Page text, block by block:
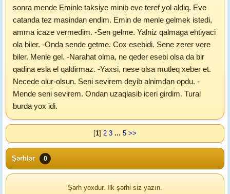
sonra mende Eminle taksiye minib eve teref yol aldiq. Eve
catanda tez masindan endim. Emin de menle gelmek istedi,
amma icaze vermedim. -Sen gelme. Yalniz qalmaga ehtiyaci
ola biler. -Onda sende getme. Cox esebidi. Sene zerer vere
biler. Menle gel. -Narahat olma, ne qeder esebi olsa da bir
qadina esla el qaldirmaz. -Yaxsi, nese olsa mutleq xeber et.
Necede olur-olsun. Seni sevirem deyib alnimdan opdu. -
Mende seni sevirem. Ondan uzaqlasib iceri girdim. Tural
burda yox idi.
[1] 2 3 ... 5 >>
Şərhlər 0
Şərh yoxdur. İlk şərhi siz yazın.